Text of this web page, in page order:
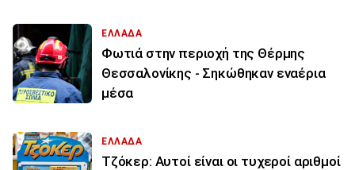
ΕΛΛΑΔΑ
Φωτιά στην περιοχή της Θέρμης
Θεσσαλονίκης - Σηκώθηκαν εναέρια
μέσα
ΕΛΛΑΔΑ
Τζόκερ: Αυτοί είναι οι τυχεροί αριθμοί